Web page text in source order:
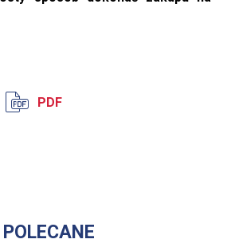
PDF
POLECANE